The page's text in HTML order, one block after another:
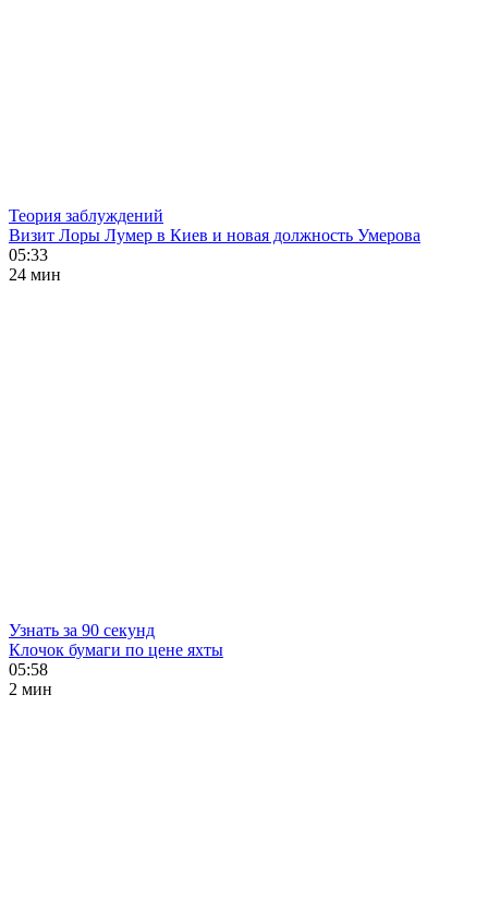
Теория заблуждений
Визит Лоры Лумер в Киев и новая должность Умерова
05:33
24 мин
Узнать за 90 секунд
Клочок бумаги по цене яхты
05:58
2 мин